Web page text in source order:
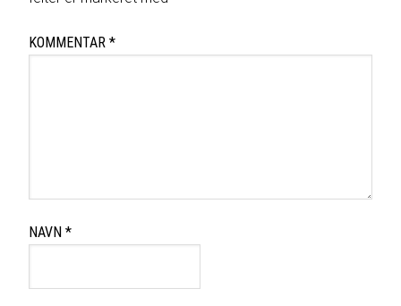
KOMMENTAR*
NAVN*